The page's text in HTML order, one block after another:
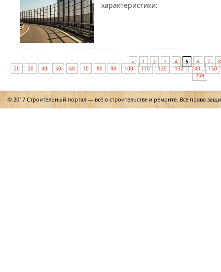
характеристики:
« 1 2 3 4 5 6 7
8
20
30 40 50 60 70 80 90 100 110 120 130 140
150
269
© 2017 Строительный портал — всё о строительстве и ремонте. Все права